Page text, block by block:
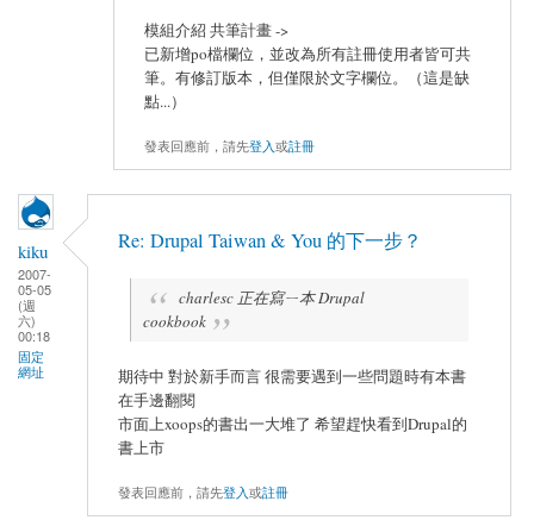
模組介紹 共筆計畫 ->
已新增po檔欄位，並改為所有註冊使用者皆可共
筆。有修訂版本，但僅限於文字欄位。（這是缺
點...）
發表回應前，請先登入或註冊
kiku
2007-
05-05
(週
六)
00:18
固定
網址
Re: Drupal Taiwan & You 的下一步？
charlesc 正在寫ㄧ本 Drupal
cookbook
期待中 對於新手而言 很需要遇到一些問題時有本書
在手邊翻閱
市面上xoops的書出一大堆了 希望趕快看到Drupal的
書上市
發表回應前，請先登入或註冊